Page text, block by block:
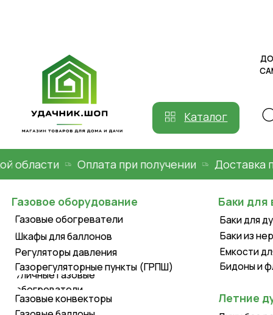
Каталог
Оплата при получении Доставка по
Газовые обогреватели
Шкафы для баллонов
Регуляторы давления
Газорегуляторные пункты (ГРПШ)
Уличные газовые
обогреватели
Бидоны и фляги
Емкости для воды
Баки из нержавейки
Баки для душа
Души с
Газовые конвекторы
Счетчики газа
Газовые баллоны
Газовые котлы
Газовое оборудование Баки для воды
Летние души